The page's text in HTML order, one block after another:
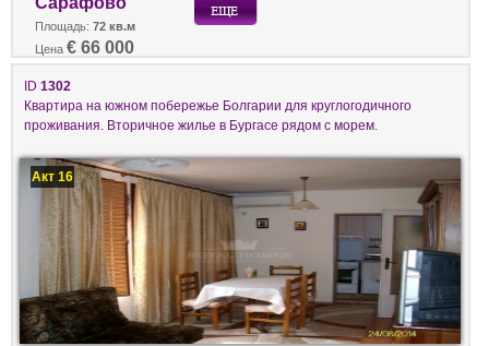
Площадь: 72 кв.м
Цена € 66 000
ID 1302
Квартира на южном побережье Болгарии для круглогодичного
проживания. Вторичное жилье в Бургасе рядом с морем.
Акт 16